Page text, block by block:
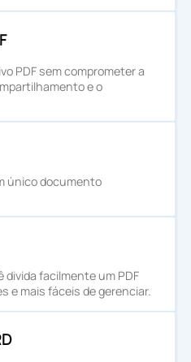
PDF sem comprometer a
e o
único documento
divida facilmente um PDF
e mais fáceis de gerenciar.